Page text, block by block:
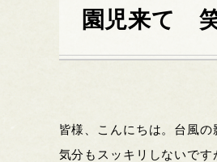
園児来て
皆様、こんにちは。台風の
気分もスッキリしないです